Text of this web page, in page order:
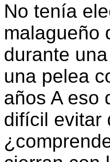
No tenía
malagueño
durante
una pelea
años A eso
difícil evitar